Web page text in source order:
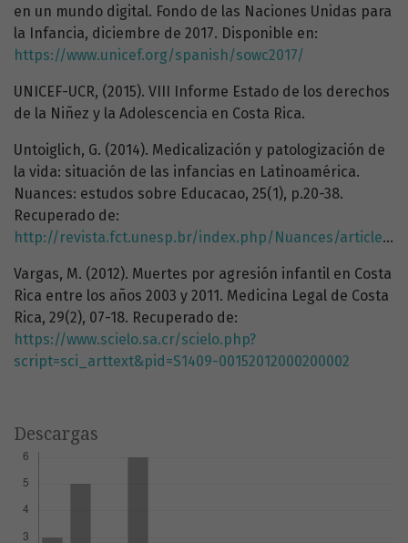
en un mundo digital. Fondo de las Naciones Unidas para
la Infancia, diciembre de 2017. Disponible en:
https://www.unicef.org/spanish/sowc2017/
UNICEF-UCR, (2015). VIII Informe Estado de los derechos
de la Niñez y la Adolescencia en Costa Rica.
Untoiglich, G. (2014). Medicalización y patologización de
la vida: situación de las infancias en Latinoamérica.
Nuances: estudos sobre Educacao, 25(1), p.20-38.
Recuperado de:
http://revista.fct.unesp.br/index.php/Nuances/article/view/2743
Vargas, M. (2012). Muertes por agresión infantil en Costa
Rica entre los años 2003 y 2011. Medicina Legal de Costa
Rica, 29(2), 07-18. Recuperado de:
https://www.scielo.sa.cr/scielo.php?
script=sci_arttext&pid=S1409-00152012000200002
Descargas